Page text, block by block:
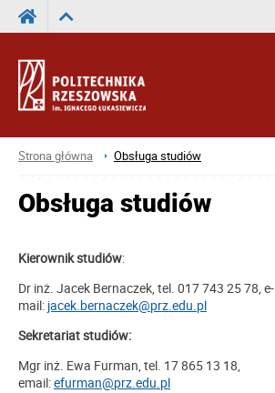
Strona główna Obsługa studiów
Obsługa studiów
Kierownik studiów:
Dr inż. Jacek Bernaczek, tel. 017 743 25 78, e-
mail: jacek.bernaczek@prz.edu.pl
Sekretariat studiów:
Mgr inż. Ewa Furman, tel. 17 865 13 18,
email:efurman@prz.edu.pl